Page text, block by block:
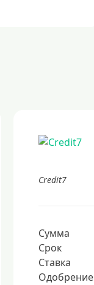
Credit7
Сумма
Срок
Ставка
Одобрение